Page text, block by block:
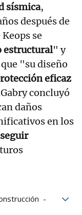
sísmica,
después de
se
estructural" y
"su diseño
eficaz
concluyó
daños
en los
seguir